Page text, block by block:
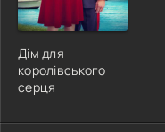
Дім для
королівського
серця